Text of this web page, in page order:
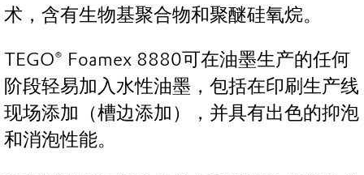
术，含有生物基聚合物和聚醚硅氧烷。
TEGO® Foamex 8880可在油墨生产的任何
阶段轻易加入水性油墨，包括在印刷生产线
现场添加（槽边添加），并具有出色的抑泡
和消泡性能。